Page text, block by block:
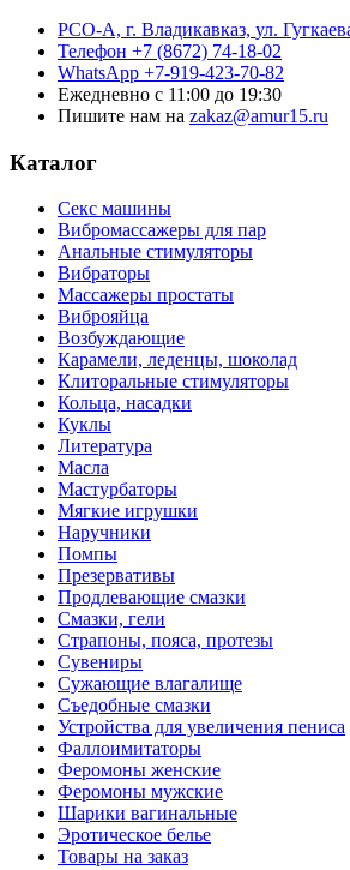
РСО-А, г. Владикавказ, ул.
Телефон +7 (8672) 74-18-02
WhatsApp +7-919-423-70-82
Ежедневно с 11:00 до 19:30
Пишите нам на zakaz@amur15.ru
Каталог
Секс машины
Вибромассажеры для пар
Анальные стимуляторы
Вибраторы
Массажеры простаты
Виброяйца
Возбуждающие
Карамели, леденцы, шоколад
Клиторальные стимуляторы
Кольца, насадки
Куклы
Литература
Масла
Мастурбаторы
Мягкие игрушки
Наручники
Помпы
Презервативы
Продлевающие смазки
Смазки, гели
Страпоны, пояса, протезы
Сувениры
Сужающие влагалище
Съедобные смазки
Устройства для увеличения пениса
Фаллоимитаторы
Феромоны женские
Феромоны мужские
Шарики вагинальные
Эротическое белье
Товары на заказ